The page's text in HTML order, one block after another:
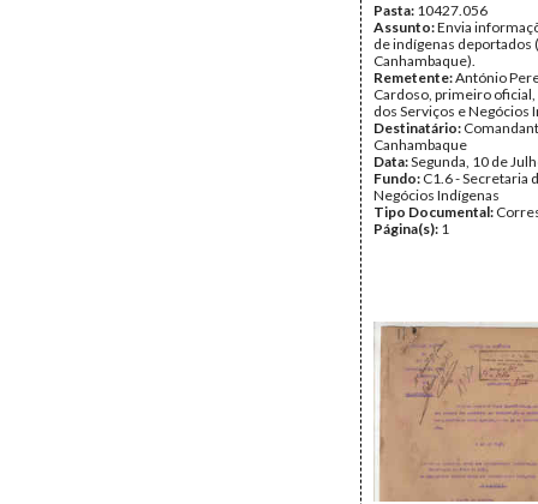
Pasta: 10427.056
Assunto:Envia
de indígenas deportados
Canhambaque).
Remetente:António
Cardoso, primeiro
dos Serviços e Negócios
Destinatário:
Canhambaque
Data:Segunda, 10 de
Fundo: C1.6 - Secretaria
Negócios Indígenas
Tipo Documental:
Página(s): 1